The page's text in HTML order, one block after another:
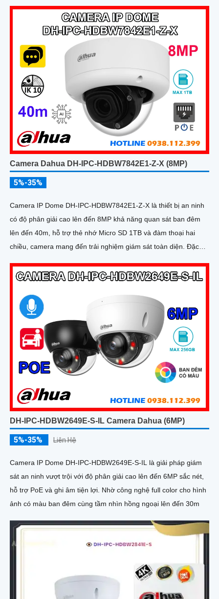
Camera Dahua DH-IPC-HDBW7842E1-Z-X (8MP)
5%-35%
Camera IP Dome DH-IPC-HDBW7842E1-Z-X là thiết bị an ninh
có độ phân giải cao lên đến 8MP khả năng quan sát ban đêm
lên đến 40m, hỗ trợ thẻ nhớ Micro SD 1TB và đàm thoại hai
chiều, camera mang đến trải nghiệm giám sát toàn diện. Đặc
đếm người giúp nâng cao hiệu quả quản lý và an ninh cho mọi
DH-IPC-HDBW2649E-S-IL Camera Dahua (6MP)
5%-35% Liên Hệ
Camera IP Dome DH-IPC-HDBW2649E-S-IL là giải pháp giám
sát an ninh vượt trội với độ phân giải cao lên đến 6MP sắc nét,
hỗ trợ PoE và ghi âm tiện lợi. Nhờ công nghệ full color cho hình
ảnh có màu ban đêm cùng tầm nhìn hồng ngoại lên đến 30m